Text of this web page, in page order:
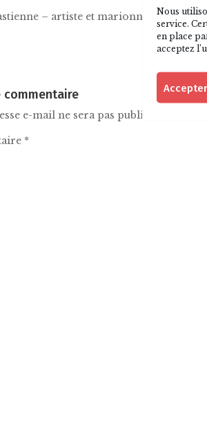
Nous
service.
en place
acceptez
– artiste et marionnette solo
commentaire
e-mail ne sera pas publiée.
*